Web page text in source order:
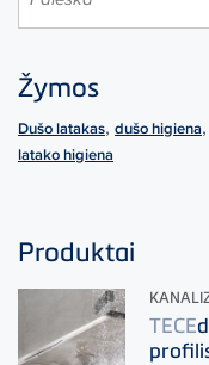
Žymos
Dušo latakas,dušo higiena
latako higiena
Produktai
TECE